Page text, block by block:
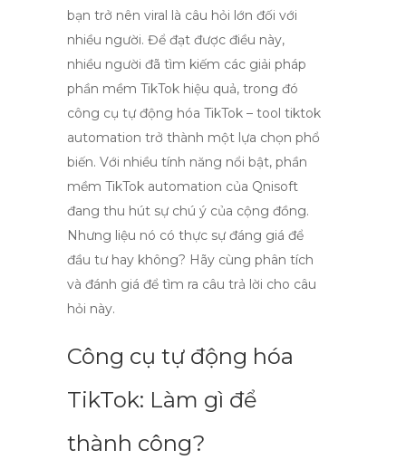
bạn trở nên viral là câu hỏi lớn đối với
nhiều người. Để đạt được điều này,
nhiều người đã tìm kiếm các giải pháp
phần mềm TikTok hiệu quả, trong đó
công cụ tự động hóa TikTok – tool tiktok
automation trở thành một lựa chọn phổ
biến. Với nhiều tính năng nổi bật, phần
mềm TikTok automation của Qnisoft
đang thu hút sự chú ý của cộng đồng.
Nhưng liệu nó có thực sự đáng giá để
đầu tư hay không? Hãy cùng phân tích
và đánh giá để tìm ra câu trả lời cho câu
hỏi này.
Công cụ tự động hóa
TikTok: Làm gì để
thành công?